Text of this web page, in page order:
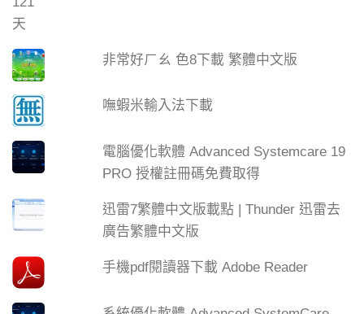
非常好ㄏㄠ 色8下載 繁體中文版
嘸蝦米輸入法下載
電腦優化軟體 Advanced Systemcare 19
PRO 授權註冊碼免費取得
迅雷7繁體中文版載點 | Thunder 迅雷去
廣告繁體中文版
手機pdf閱讀器下載 Adobe Reader